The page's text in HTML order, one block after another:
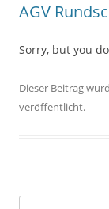
AGV
Sorry, but you
Dieser Beitrag
veröffentlicht.